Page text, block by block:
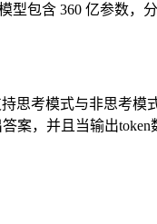
型包含 360 亿参数，
思考模式与非思考
，并且当输出token